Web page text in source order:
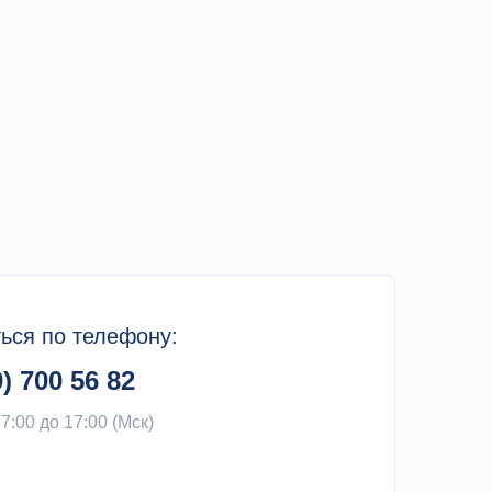
по телефону:
700 56 82
до 17:00 (Мск)